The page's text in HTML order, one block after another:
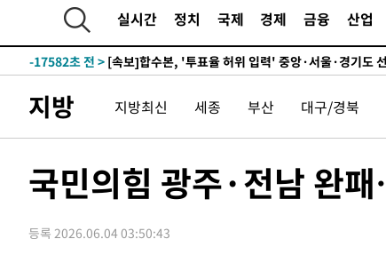
실시간 정치 국제 경제 금융 산업
-17701초 전 >
[속보]경찰·노동부, HL만도 평택사업장 끼임 사망 관
-17582초 전 >
압수수색
-17337초 전 > [속보]원·달러 환율, 오전 9시 1423.8원
-17119초 전 >
[속보]코스닥, 5.95포인트(0.74%) 상승한 807.62개
-17087초 전 >[속보]코스피, 6300선 재탈환…1.09% 오른 6365.07
태
-13550초 전 >입추에도 극한더위…서울 낮 39도 '폭염중대경보'
례 큰 폭발음
-7229초 전 >[속보]美, 폴리실리콘 수입 규제…파생제품 15% 관세,
지방 지방최신 세종 부산 대구/경북
국민의힘 광주·전남 완
등록 2026.06.04 03:50:43